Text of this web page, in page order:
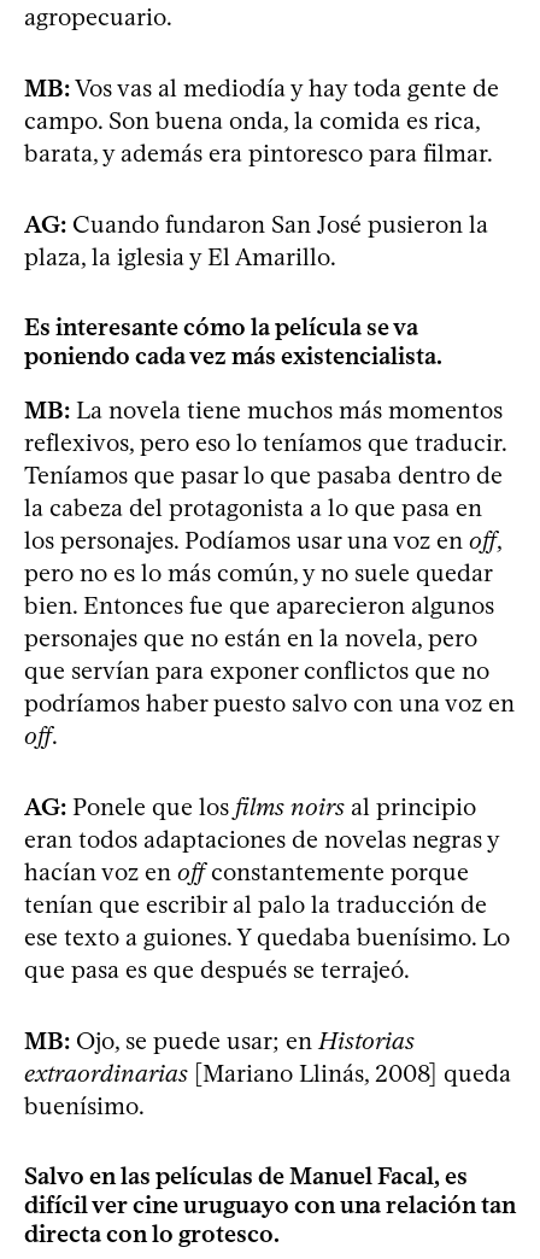
agropecuario.
MB:Vos vas al mediodía y hay toda gente de
campo. Son buena onda, la comida es rica,
barata, y además era pintoresco para filmar.
AG: Cuando fundaron San José pusieron la
plaza, la iglesia y El Amarillo.
Es interesante cómo la película se va
poniendo cada vez más existencialista.
MB: La novela tiene muchos más momentos
reflexivos, pero eso lo teníamos que traducir.
Teníamos que pasar lo que pasaba dentro de
la cabeza del protagonista a lo que pasa en
los personajes. Podíamos usar una voz en off,
pero no es lo más común, y no suele quedar
bien. Entonces fue que aparecieron algunos
personajes que no están en la novela, pero
que servían para exponer conflictos que no
podríamos haber puesto salvo con una voz en
off.
AG: Ponele que los films noirs al principio
eran todos adaptaciones de novelas negras y
hacían voz en offconstantemente porque
tenían que escribir al palo la traducción de
ese texto a guiones. Y quedaba buenísimo. Lo
que pasa es que después se terrajeó.
MB: Ojo, se puede usar; en Historias
extraordinarias [Mariano Llinás, 2008] queda
buenísimo.
Salvo en las películas de Manuel Facal, es
difícil ver cine uruguayo con una relación tan
directa con lo grotesco.